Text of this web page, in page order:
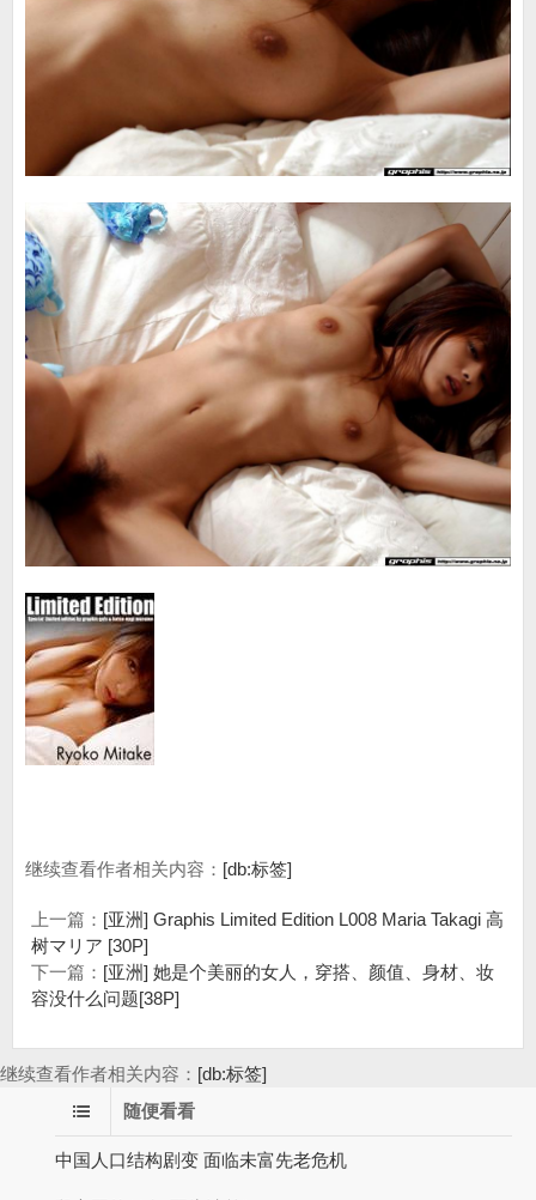
继续查看作者相关内容： [db:标签]
上一篇： [亚洲] Graphis Limited Edition L008 Maria Takagi 高
树マリア [30P]
下一篇： [亚洲] 她是个美丽的女人，穿搭、颜值、身材、妆
容没什么问题[38P]
继续查看作者相关内容： [db:标签]
随便看看
中国人口结构剧变 面临未富先老危机